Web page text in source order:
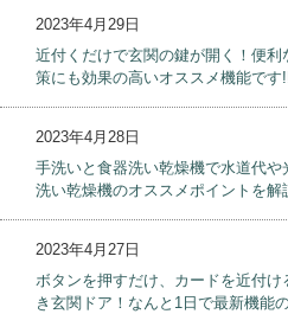
2023年4月29日
近付くだけで玄関の鍵が開く！便
策にも効果の高いオススメ機能です
2023年4月28日
手洗いと食器洗い乾燥機で水道代
洗い乾燥機のオススメポイントを解
2023年4月27日
ボタンを押すだけ、カードを近付
き玄関ドア！なんと1日で最新機能